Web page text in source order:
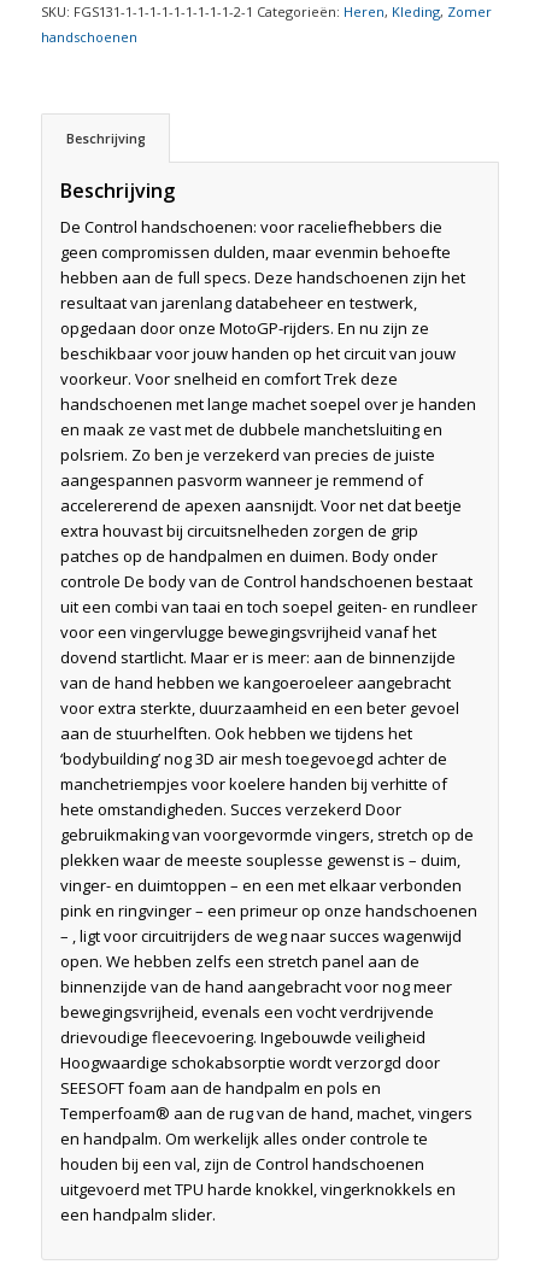
SKU: FGS131-1-1-1-1-1-1-1-1-1-2-1 Categorieën: Heren, Kleding, Zomer
handschoenen
Beschrijving
Beschrijving
De Control handschoenen: voor raceliefhebbers die
geen compromissen dulden, maar evenmin behoefte
hebben aan de full specs. Deze handschoenen zijn het
resultaat van jarenlang databeheer en testwerk,
opgedaan door onze MotoGP-rijders. En nu zijn ze
beschikbaar voor jouw handen op het circuit van jouw
voorkeur. Voor snelheid en comfort Trek deze
handschoenen met lange machet soepel over je handen
en maak ze vast met de dubbele manchetsluiting en
polsriem. Zo ben je verzekerd van precies de juiste
aangespannen pasvorm wanneer je remmend of
accelererend de apexen aansnijdt. Voor net dat beetje
extra houvast bij circuitsnelheden zorgen de grip
patches op de handpalmen en duimen. Body onder
controle De body van de Control handschoenen bestaat
uit een combi van taai en toch soepel geiten- en rundleer
voor een vingervlugge bewegingsvrijheid vanaf het
dovend startlicht. Maar er is meer: aan de binnenzijde
van de hand hebben we kangoeroeleer aangebracht
voor extra sterkte, duurzaamheid en een beter gevoel
aan de stuurhelften. Ook hebben we tijdens het
‘bodybuilding’ nog 3D air mesh toegevoegd achter de
manchetriempjes voor koelere handen bij verhitte of
hete omstandigheden. Succes verzekerd Door
gebruikmaking van voorgevormde vingers, stretch op de
plekken waar de meeste souplesse gewenst is – duim,
vinger- en duimtoppen – en een met elkaar verbonden
pink en ringvinger – een primeur op onze handschoenen
– , ligt voor circuitrijders de weg naar succes wagenwijd
open. We hebben zelfs een stretch panel aan de
binnenzijde van de hand aangebracht voor nog meer
bewegingsvrijheid, evenals een vocht verdrijvende
drievoudige fleecevoering. Ingebouwde veiligheid
Hoogwaardige schokabsorptie wordt verzorgd door
SEESOFT foam aan de handpalm en pols en
Temperfoam® aan de rug van de hand, machet, vingers
en handpalm. Om werkelijk alles onder controle te
houden bij een val, zijn de Control handschoenen
uitgevoerd met TPU harde knokkel, vingerknokkels en
een handpalm slider.